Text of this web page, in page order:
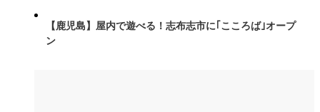
【鹿児島】屋内で遊べる！志布志市に｢こころば｣オープ
ン